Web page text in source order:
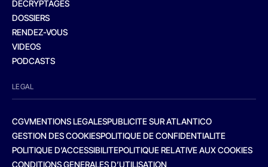
DECRYPTAGES
DOSSIERS
RENDEZ-VOUS
VIDEOS
PODCASTS
LEGAL
CGVMENTIONS LEGALESPUBLICITE SUR ATLANTICO
GESTION DES COOKIESPOLITIQUE DE CONFIDENTIALITE
POLITIQUE D’ACCESSIBILITEPOLITIQUE RELATIVE AUX COOKIES
CONDITIONS GENERALES D’UTILISATION